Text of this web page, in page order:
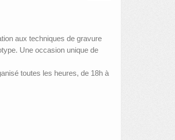
aux techniques de gravure
Une occasion unique de
toutes les heures, de 18h à